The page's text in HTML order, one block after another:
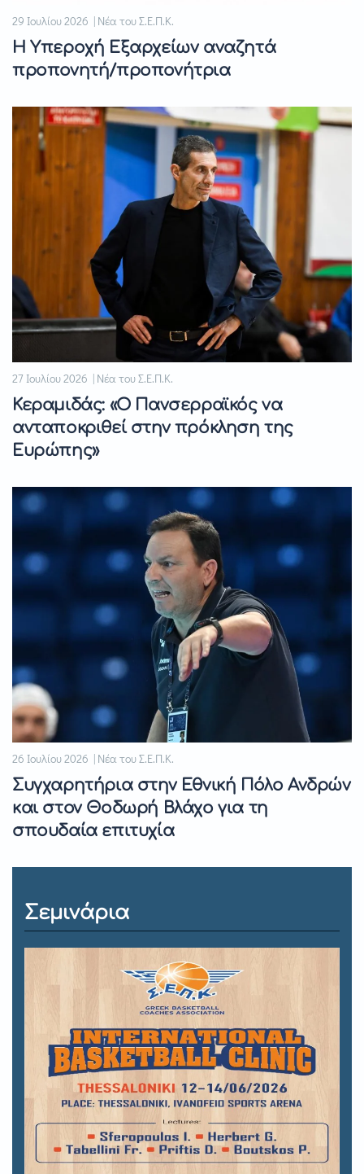
29 Ιουλίου 2026 | Νέα του Σ.Ε.Π.Κ.
Η Υπεροχή Εξαρχείων αναζητά
προπονητή/προπονήτρια
27 Ιουλίου 2026 | Νέα του Σ.Ε.Π.Κ.
Κεραμιδάς: «Ο Πανσερραϊκός να
ανταποκριθεί στην πρόκληση της
Ευρώπης»
26 Ιουλίου 2026 | Νέα του Σ.Ε.Π.Κ.
Συγχαρητήρια στην Εθνική Πόλο Ανδρών
και στον Θοδωρή Βλάχο για τη
σπουδαία επιτυχία
Σεμινάρια